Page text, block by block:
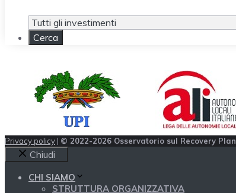
Privacy policy | © 2022-2026 Osservatorio sul Recovery Plan
Chiudi
CHI SIAMO
STRUTTURA ORGANIZZATIVA